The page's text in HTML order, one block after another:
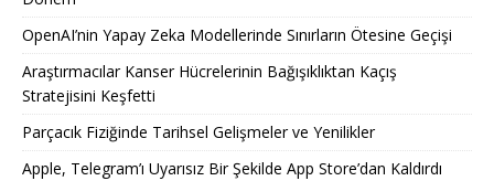
OpenAI’nin Yapay Zeka Modellerinde Sınırların Ötesine Geçişi
Araştırmacılar Kanser Hücrelerinin Bağışıklıktan Kaçış
Stratejisini Keşfetti
Parçacık Fiziğinde Tarihsel Gelişmeler ve Yenilikler
Apple, Telegram’ı Uyarısız Bir Şekilde App Store’dan Kaldırdı